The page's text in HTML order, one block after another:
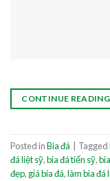
CONTINUE READING
Posted inBia đá Tagged
đá liệt sỹ,bia đá tiến sỹ,
đẹp, giá bia đá,làm bia đá